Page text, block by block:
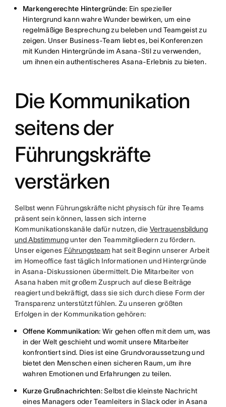
Markengerechte Hintergründe: Ein spezieller
Hintergrund kann wahre Wunder bewirken, um eine
regelmäßige Besprechung zu beleben und Teamgeist zu
zeigen. Unser Business-Team liebt es, bei Konferenzen
mit Kunden Hintergründe im Asana-Stil zu verwenden,
um ihnen ein authentischeres Asana-Erlebnis zu bieten.
Die Kommunikation
seitens der
Führungskräfte
verstärken
Selbst wenn Führungskräfte nicht physisch für ihre Teams
präsent sein können, lassen sich interne
Kommunikationskanäle dafür nutzen, die Vertrauensbildung
und Abstimmungunter den Teammitgliedern zu fördern.
Unser eigenes Führungsteam hat seit Beginn unserer Arbeit
im Homeoffice fast täglich Informationen und Hintergründe
in Asana-Diskussionen übermittelt. Die Mitarbeiter von
Asana haben mit großem Zuspruch auf diese Beiträge
reagiert und bekräftigt, dass sie sich durch diese Form der
Transparenz unterstützt fühlen. Zu unseren größten
Erfolgen in der Kommunikation gehören:
Offene Kommunikation: Wir gehen offen mit dem um, was
in der Welt geschieht und womit unsere Mitarbeiter
konfrontiert sind. Dies ist eine Grundvoraussetzung und
bietet den Menschen einen sicheren Raum, um ihre
wahren Emotionen und Erfahrungen zu teilen.
Kurze Grußnachrichten: Selbst die kleinste Nachricht
eines Managers oder Teamleiters in Slack oder in Asana